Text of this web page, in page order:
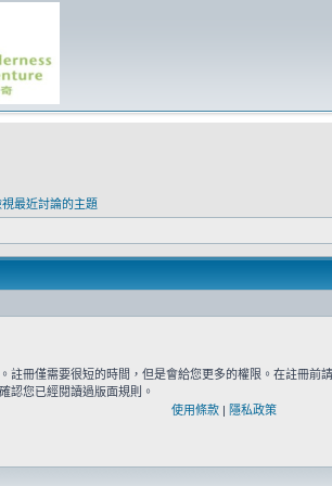
視最近討論的主題
註冊僅需要很短的時間，但是會給您更多的權限。在註冊前
認您已經閱讀過版面規則。
使用條款 | 隱私政策